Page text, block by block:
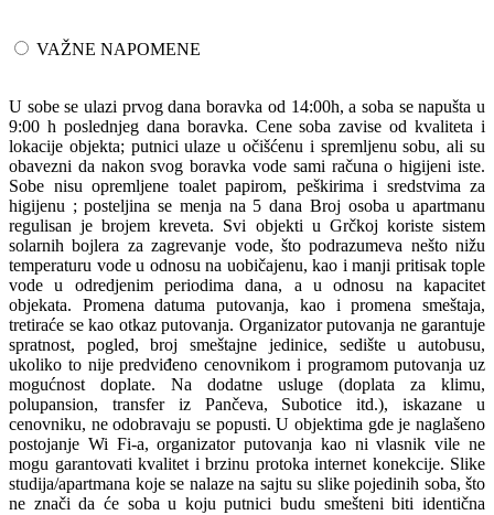
VAŽNE NAPOMENE
U sobe se ulazi prvog dana boravka od 14:00h, a soba se napušta u
9:00 h poslednjeg dana boravka. Cene soba zavise od kvaliteta i
lokacije objekta; putnici ulaze u očišćenu i spremljenu sobu, ali su
obavezni da nakon svog boravka vode sami računa o higijeni iste.
Sobe nisu opremljene toalet papirom, peškirima i sredstvima za
higijenu ; posteljina se menja na 5 dana Broj osoba u apartmanu
regulisan je brojem kreveta. Svi objekti u Grčkoj koriste sistem
solarnih bojlera za zagrevanje vode, što podrazumeva nešto nižu
temperaturu vode u odnosu na uobičajenu, kao i manji pritisak tople
vode u odredjenim periodima dana, a u odnosu na kapacitet
objekata. Promena datuma putovanja, kao i promena smeštaja,
tretiraće se kao otkaz putovanja. Organizator putovanja ne garantuje
spratnost, pogled, broj smeštajne jedinice, sedište u autobusu,
ukoliko to nije predviđeno cenovnikom i programom putovanja uz
mogućnost doplate. Na dodatne usluge (doplata za klimu,
polupansion, transfer iz Pančeva, Subotice itd.), iskazane u
cenovniku, ne odobravaju se popusti. U objektima gde je naglašeno
postojanje Wi Fi-a, organizator putovanja kao ni vlasnik vile ne
mogu garantovati kvalitet i brzinu protoka internet konekcije. Slike
studija/apartmana koje se nalaze na sajtu su slike pojedinih soba, što
ne znači da će soba u koju putnici budu smešteni biti identična